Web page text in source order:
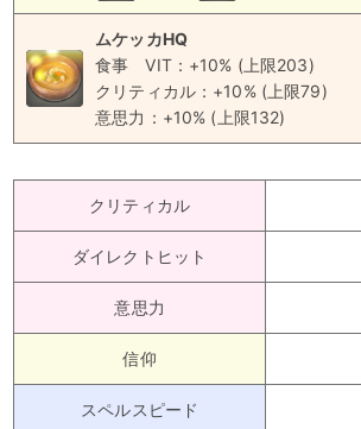
ムケッカHQ
食事
VIT：+10% (上限203)
クリティカル：+10% (上限79)
意思力：+10% (上限132)
クリティカル
ダイレクトヒット
意思力
信仰
スペルスピード